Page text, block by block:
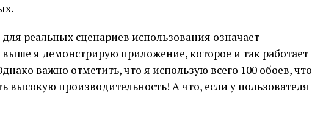
реальных сценариев использования означает
я демонстрирую приложение, которое и так работает
важно отметить, что я использую всего 100 обоев, что
высокую производительность! А что, если у пользователя